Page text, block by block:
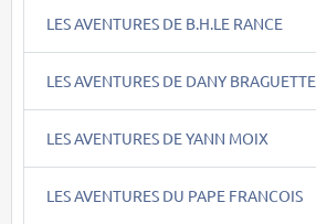
LES AVENTURES DE B.H.LE RANCE
LES AVENTURES DE DANY BRAGUETTE
LES AVENTURES DE YANN MOIX
LES AVENTURES DU PAPE FRANCOIS